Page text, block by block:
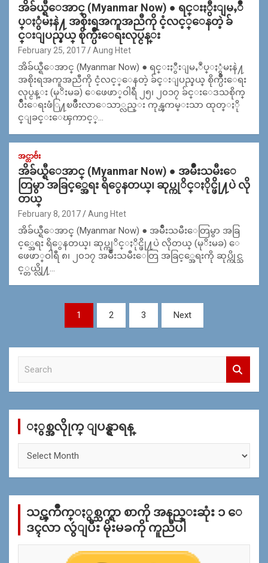
အိခ်ယ္ရီေအာင္ (Myanmar Now) ● ရင္းႏွီးျမႇဳ
ပ္ႏွံမႈနဲ႔ အစိုးရအကူအညီကို ငံ့လင့္ေနတဲ့ ခ်
င္းျပည္နယ္ စိုက္ပ်ဳိးေရးလုပ္ငန္း
February 25, 2017 Aung Htet
အိခ်ယ္ရီေအာင္ (Myanmar Now) ● ရင္းႏွီးျမႇဳပ္ႏွံမႈနဲ႔
အစိုးရအကူအညီကို ငံ့လင့္ေနတဲ့ ခ်င္းျပည္နယ္ စိုက္ပ်ဳိးေရး
လုပ္ငန္း (မုိးမခ) ေဖေဖာ္ဝါရီ ၂၅၊ ၂၀၁၇ ခ်င္းေဒသစိုက္
ပ်ဳိးေရးဖံြ႔ၿဖိဳးလာေသာ္လည္း ကုန္ၾကမ္းသာ ထုတ္ႏို
င္ျခင္းေၾကာင့္…
အင္တာဗ်ဴး
အိခ်ယ္ရီေအာင္ (Myanmar Now) ● အမ်ဳိးသမီးေ
တြမွာ အခြင့္အေရး ရိွေနတယ္၊ ဆုပ္ကုိင္ႏိုင္ဖို႔ပဲ လို
တယ္
February 8, 2017 Aung Htet
အိခ်ယ္ရီေအာင္ (Myanmar Now) ● အမ်ဳိးသမီးေတြမွာ အခြ
င့္အေရး ရိွေနတယ္၊ ဆုပ္ကုိင္ႏိုင္ဖို႔ပဲ လိုတယ္ (မုိးမခ) ေ
ဖေဖာ္ဝါရီ ၈၊ ၂၀၁၇ အမ်ဳိးသမီးေတြ အခြင့္အေရးကို ဆုပ္ကိုင္သ
င့္တယ္လို႔…
navigation
1 2 3 Next
c
ႏွစ္အလိုုက္ ျပန္ရွာရန္
က္
န္
သင္ၾကိဳက္ႏွစ္သက္ရာ စာကို အနည္းဆုံး ၁ ေ
ဒၚလာ လွဴျပီး မိုးမခကို ကူညီပါ